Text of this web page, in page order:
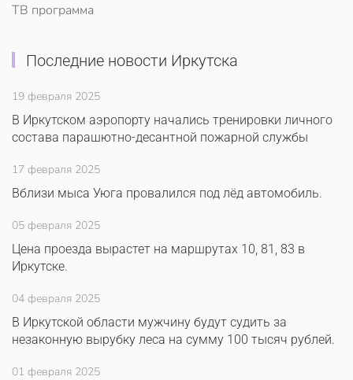
ТВ программа
Последние новости Иркутска
19 февраля 2025
В Иркутском аэропорту начались тренировки личного
состава парашютно-десантной пожарной службы
17 февраля 2025
Вблизи мыса Уюга провалился под лёд автомобиль.
05 февраля 2025
Цена проезда вырастет на маршрутах 10, 81, 83 в
Иркутске.
04 февраля 2025
В Иркутской области мужчину будут судить за
незаконную вырубку леса на сумму 100 тысяч рублей.
01 февраля 2025